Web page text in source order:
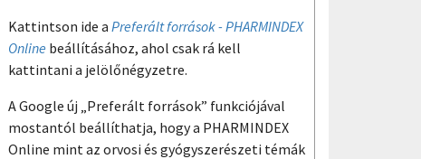
Kattintson ide a Preferált források - PHARMINDEX
Online beállításához, ahol csak rá kell
kattintani a jelölőnégyzetre.
A Google új „Preferált források” funkciójával
mostantól beállíthatja, hogy a PHARMINDEX
Online mint az orvosi és gyógyszerészeti témák